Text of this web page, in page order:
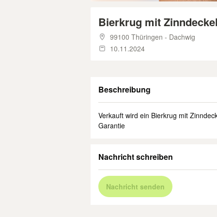
Bierkrug mit
99100 Thüringen - Dachwig
10.11.2024
Beschreibung
Verkauft wird ein Bierkrug mit
Garantie
Nachricht schreiben
Nachricht senden